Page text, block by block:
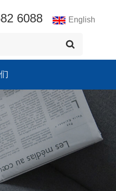
6088 English